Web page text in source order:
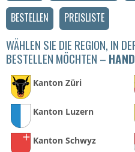
BESTELLEN
PREISLISTE
WÄHLEN SIE DIE REGION, IN
BESTELLEN MÖCHTEN –
Kanton Züri
Kanton Luzern
Kanton Schwyz